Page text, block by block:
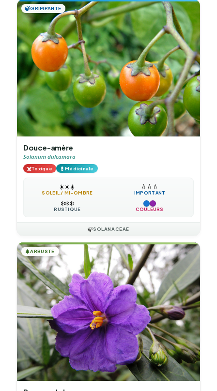
🍃GRIMPANTE
Douce-amère
Solanum dulcamara
☠️Toxique 💊Médicinale
☀️☀️☀️
SOLEIL / MI-OMBRE
💧 💧 💧
IMPORTANT
❄️❄️❄️
RUSTIQUE COULEURS
🍃SOLANACEAE
🌲ARBUSTE